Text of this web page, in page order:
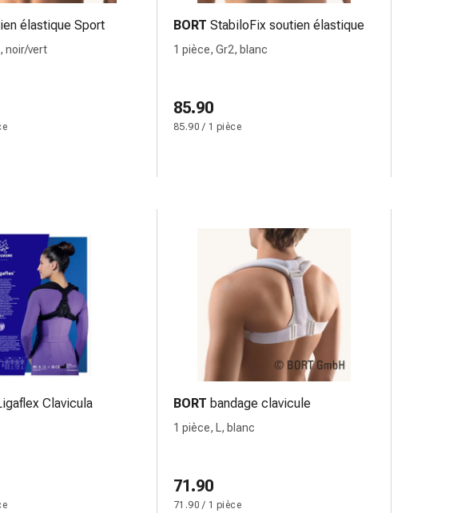
élastique Sport
noir/vert
BORT StabiloFix soutien élastique
1 pièce, Gr2, blanc
85.90
85.90 / 1 pièce
Clavicula BORT bandage clavicule
1 pièce, L, blanc
71.90
71.90 / 1 pièce